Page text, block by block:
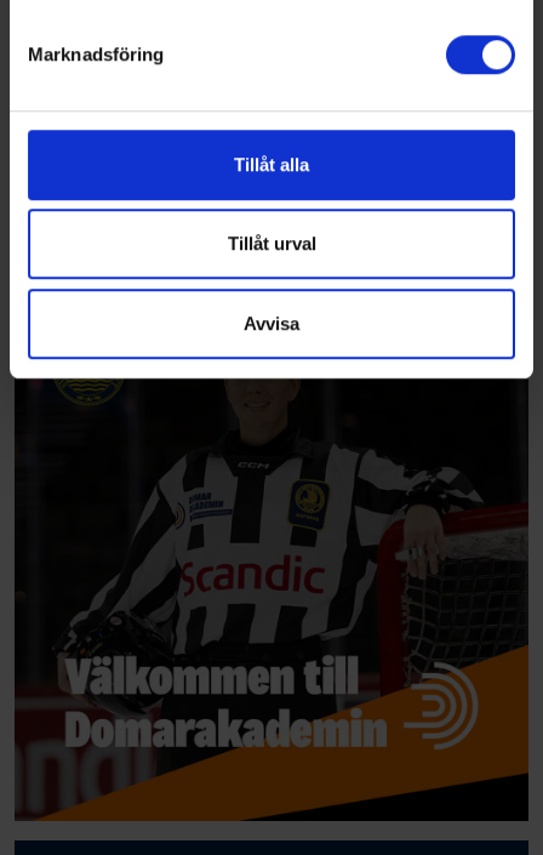
Vi använder enhetsidentifierare för att anpassa innehållet
för sociala medier och analysera vår trafik. Vi
vidarebefordrar även sådana identifierare och annan
annons- och analysföretag som vi samarbetar med.
Dessa kan i sin tur kombinera informationen med annan
information som du har tillhandahållit eller som de har
samlat in när du har använt deras tjänster.
Marknadsföring
Tillåt alla
Tillåt urval
Avvisa